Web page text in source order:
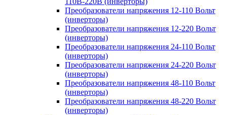
Преобразователи напряжения 12-110 Вольт
(инверторы)
Преобразователи напряжения 12-220 Вольт
(инверторы)
Преобразователи напряжения 24-110 Вольт
(инверторы)
Преобразователи напряжения 24-220 Вольт
(инверторы)
Преобразователи напряжения 48-110 Вольт
(инверторы)
Преобразователи напряжения 48-220 Вольт
(инверторы)